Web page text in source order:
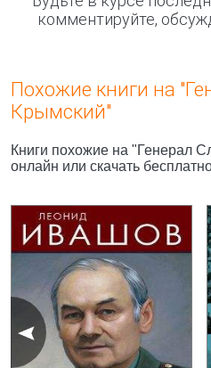
комментируйте,
Похожие книги на
Крымский"
Книги похожие на "Генерал
онлайн или скачать